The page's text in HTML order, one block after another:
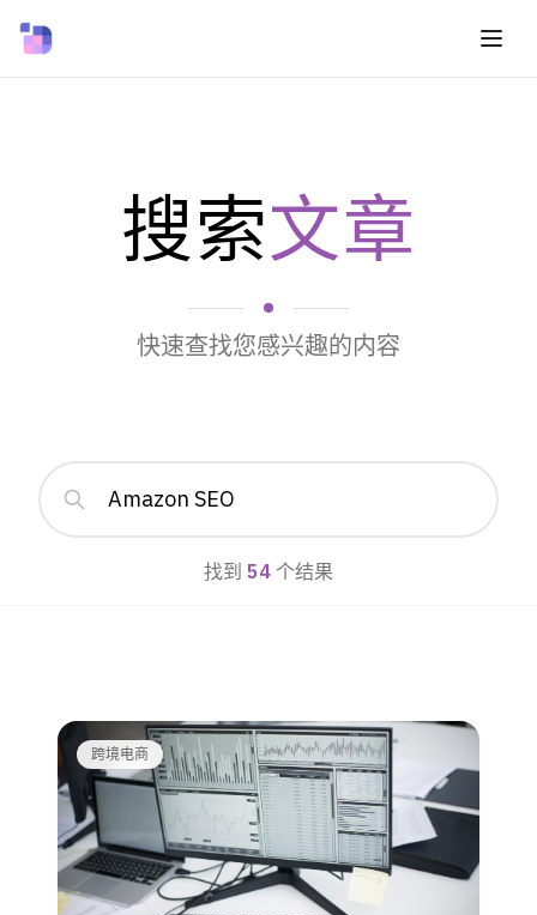
搜索文章
快速查找您感兴趣的内容
找到 54 个结果
跨境电商